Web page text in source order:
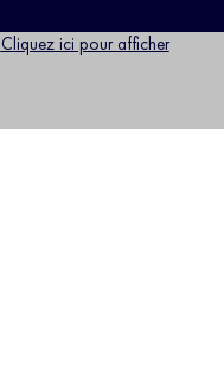
Cliquez ici pour afficher